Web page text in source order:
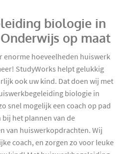
biologie in
op maat
enorme hoeveelheden huiswerk
StudyWorks helpt gelukkig
ook uw kind. Dat doen wij met
biologie in
snel mogelijk een coach op pad
het plannen van de
van huiswerkopdrachten. Wij
coach, en zorgen zo voor leuke